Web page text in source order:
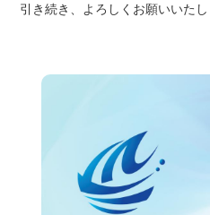
引き続き、よろしくお願いいたし